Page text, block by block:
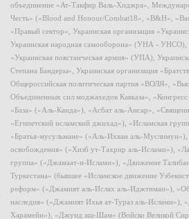
объединение «Ат-Такфир Валь-Хиджра»,
Честь» («Blood and Honour/Combat18», «B&H»,
«Правый сектор», Украинская организация
Украинская народная самооборона» (УНА - УНСО),
«Украинская повстанческая армия» (УПА),
Степана Бандеры», Украинская организация
Общероссийская политическая партия «ВОЛЯ»,
Объединенных сил моджахедов Кавказа»,
«База» («Аль-Каида»), «Асбат аль-Ансар»,
«Египетский исламский джихад»), «Исламская
«Братья-мусульмане» («Аль-Ихван аль-Муслимун»),
освобождения» («Хизб ут-Тахрир аль-Ислами»),
группа» («Джамаат-и-Ислами»), «Движение
Туркестана» (бывшее «Исламское движение
реформ» («Джамият аль-Ислах аль-Иджтимаи»),
наследия» («Джамият Ихья ат-Тураз аль-Ислами»),
Харамейн»), «Джунд аш-Шам» (Войско Великой